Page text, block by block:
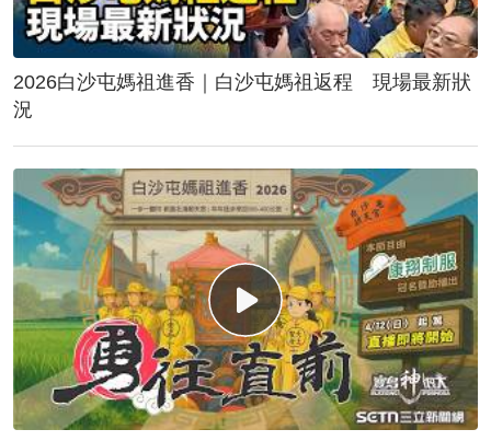
2026白沙屯媽祖進香｜白沙屯媽祖返程 現場最新狀
況